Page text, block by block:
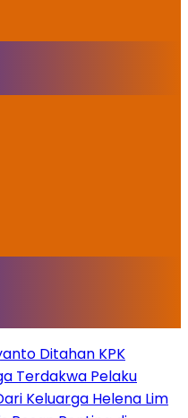
Ditahan KPK
Terdakwa Pelaku
Keluarga Helena Lim